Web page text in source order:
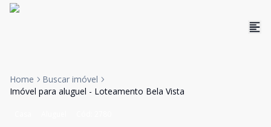
Home
Buscar imóvel
Imóvel para aluguel - Loteamento Bela Vista